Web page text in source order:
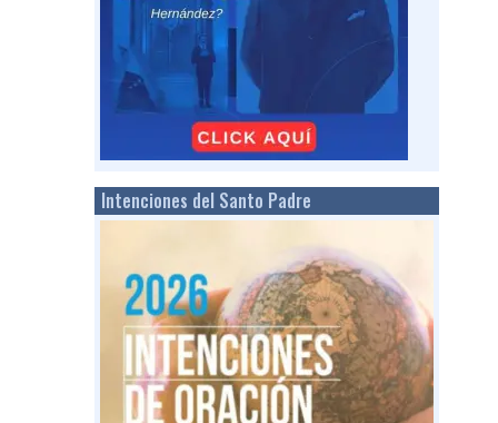
Intenciones del Santo Padre